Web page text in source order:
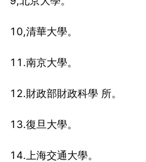
10,清華大學。
11.南京大學。
12.財政部財政科學 所。
13.復旦大學。
14.上海交通大學。